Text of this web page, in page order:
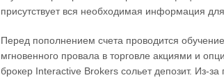
присутствует вся необходимая информация
Перед пополнением счета проводится
мгновенного провала в торговле акциями и
брокер Interactive Brokers сольет депозит. Из-